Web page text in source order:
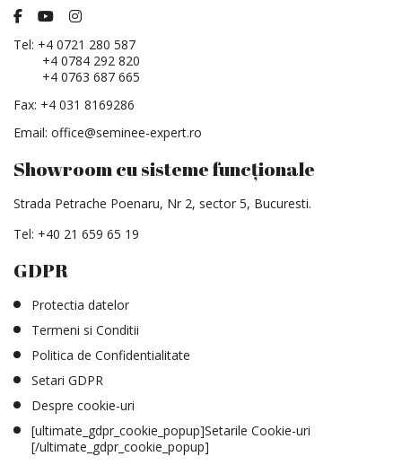
Tel: +4 0721 280 587
+4 0784 292 820
+4 0763 687 665
Fax: +4 031 8169286
Email: office@seminee-expert.ro
Showroom cu sisteme funcționale
Strada Petrache Poenaru, Nr 2, sector 5, Bucuresti.
Tel: +40 21 659 65 19
GDPR
Protectia datelor
Termeni si Conditii
Politica de Confidentialitate
Setari GDPR
Despre cookie-uri
[ultimate_gdpr_cookie_popup]Setarile Cookie-uri
[/ultimate_gdpr_cookie_popup]